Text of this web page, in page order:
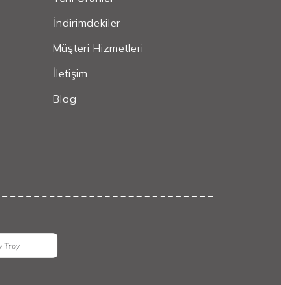
İndirimdekiler
Müşteri Hizmetleri
İletişim
Blog